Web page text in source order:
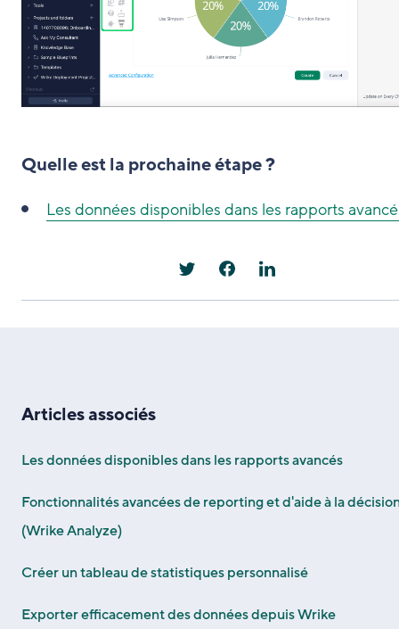
Quelle est la prochaine étape ?
Les données disponibles dans les rapports
Articles associés
Les données disponibles dans les rapports avancés
Fonctionnalités avancées de reporting et d'aide à la
(Wrike Analyze)
Créer un tableau de statistiques personnalisé
Exporter efficacement des données depuis Wrike